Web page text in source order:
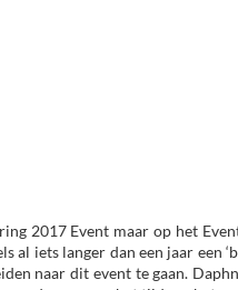
2017 Event maar op het
iets langer dan een jaar een
naar dit event te gaan.